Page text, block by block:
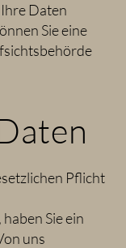
Ihre Daten
Sie eine
Pflicht
Sie ein
uns